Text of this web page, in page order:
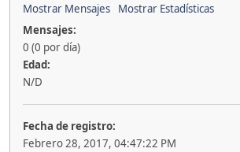
Mostrar Mensajes
Mostrar Estadísticas
Mensajes:
0 (0 por día)
Edad:
N/D
Fecha de registro:
Febrero 28, 2017, 04:47:22 PM